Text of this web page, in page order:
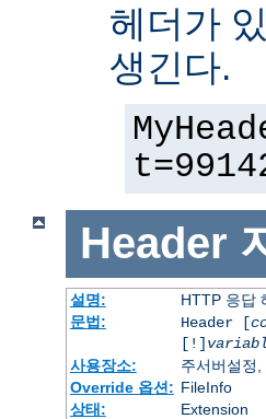
헤더가
생긴다.
Header
설명:
HTTP 응답
문법:
Header [
[!]
사용장소:
주서버설정
Override 옵션: FileInfo
상태:
Extension